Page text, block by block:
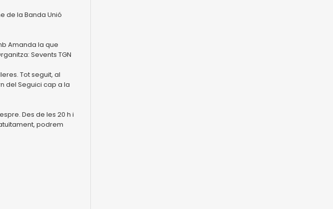
de la Banda Unió
Amanda la que
Sevents TGN
Tot seguit, al
del Seguici cap a la
Des de les 20 h i
podrem